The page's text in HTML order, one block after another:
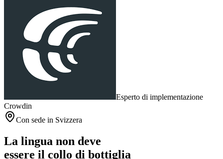
Esperto di implementazione
Crowdin
Con sede in Svizzera
La lingua non deve
essere il collo di bottiglia